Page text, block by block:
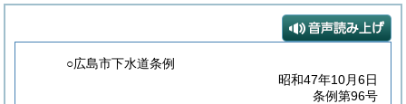
○広島市下水道条例
昭和47年10月6日
条例第96号